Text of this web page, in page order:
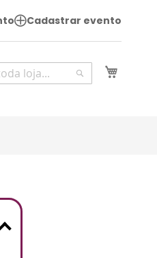
Cadastrar evento
Pesquisa